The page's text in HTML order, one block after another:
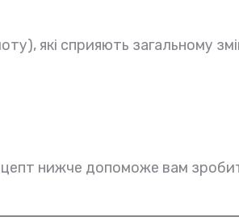
які сприяють загальному
нижче допоможе вам